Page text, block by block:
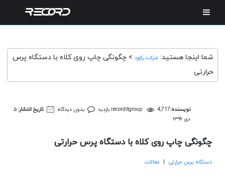
شما اینجا هستید: شرکت رکورد > چگونگی چاپ روی کلاه با دستگاه پرس
حرارتی
نویسنده: recorditgroup 4,717 بازدید بدون دیدگاه تاریخ انتشار:۵
دی ۱۳۹۶
چگونگی چاپ روی کلاه با دستگاه پرس حرارتی
دستگاه پرس حرارتی | مقالات